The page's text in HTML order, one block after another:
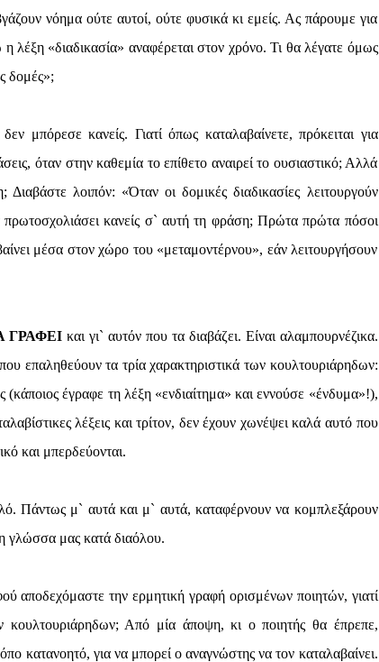
νόημα ούτε αυτοί, ούτε φυσικά κι εμείς. Ας πάρουμε για
«διαδικασία» αναφέρεται στον χρόνο. Τι θα λέγατε όμως
δομές»;
μπόρεσε κανείς. Γιατί όπως καταλαβαίνετε, πρόκειται για
όταν στην καθεμία το επίθετο αναιρεί το ουσιαστικό; Αλλά
λοιπόν: «Όταν οι δομικές διαδικασίες λειτουργούν
κανείς σ` αυτή τη φράση; Πρώτα πρώτα πόσοι
μέσα στον χώρο του «μεταμοντέρνου», εάν λειτουργήσουν
ΓΡΑΦΕΙ και γι` αυτόν που τα διαβάζει. Είναι αλαμπουρνέζικα.
επαληθεύουν τα τρία χαρακτηριστικά των κουλτουριάρηδων:
(κάποιος έγραφε τη λέξη «ενδιαίτημα» και εννούσε «ένδυμα»!),
λέξεις και τρίτον, δεν έχουν χωνέψει καλά αυτό που
και μπερδεύονται.
Πάντως μ` αυτά και μ` αυτά, καταφέρνουν να κομπλεξάρουν
γλώσσα μας κατά διαόλου.
αποδεχόμαστε την ερμητική γραφή ορισμένων ποιητών, γιατί
Από μία άποψη, κι ο ποιητής θα έπρεπε,
κατανοητό, για να μπορεί ο αναγνώστης να τον καταλαβαίνει.